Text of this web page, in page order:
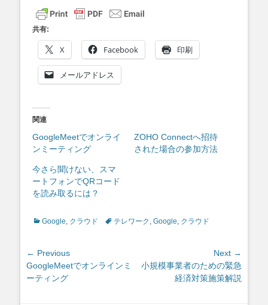
共有:
X Facebook 印刷
メールアドレス
関連
GoogleMeetでオンライ
ンミーティング
ZOHO Connectへ招待
された場合の参加方法
今さら聞けない、スマ
ートフォンでQRコード
を読み取るには？
Categories
Google クラウド Tagsテレワーク Google クラウド
投
稿
ナ
← Previous
Previous
post:
GoogleMeetでオンラインミ
ーティング
Next →
Next
小規模事業者のための緊急
経済対策施策解説